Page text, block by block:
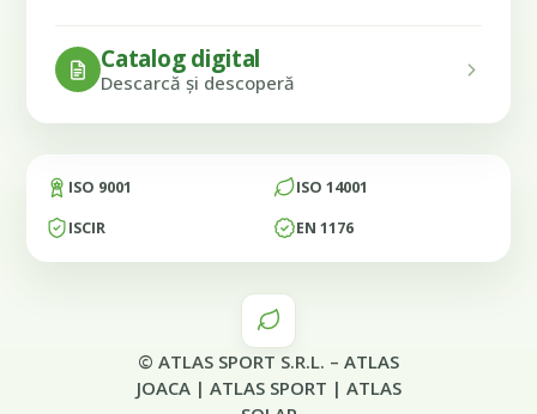
Catalog digital
Descarcă și descoperă
ISO 9001
ISO 14001
ISCIR
EN 1176
© ATLAS SPORT S.R.L. – ATLAS
JOACA| ATLAS SPORT | ATLAS